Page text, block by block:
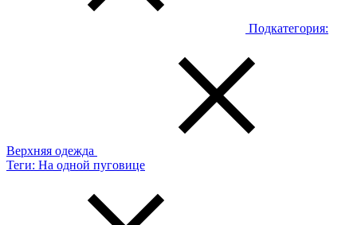
Подкатегория:
Верхняя одежда
Теги: На одной пуговице